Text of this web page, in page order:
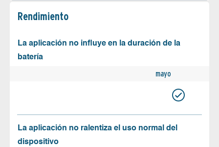
Rendimiento
La aplicación no influye en la duración de la
batería
mayo
La aplicación no ralentiza el uso normal del
dispositivo